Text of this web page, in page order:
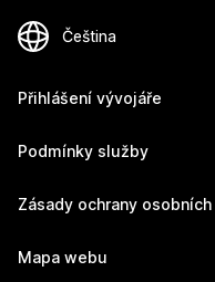
Přihlášení vývojáře
Podmínky služby
Zásady ochrany
Mapa webu